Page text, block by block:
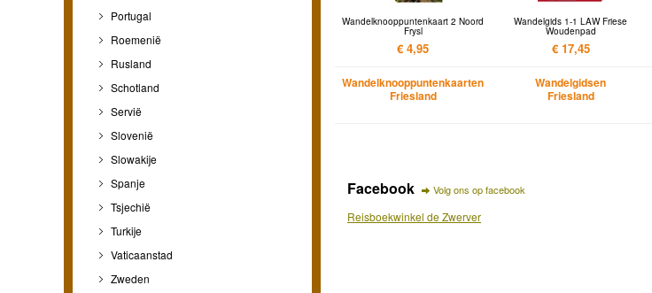
Portugal
Roemenië
Rusland
Schotland
Servië
Slovenië
Slowakije
Spanje
Tsjechië
Turkije
Vaticaanstad
Zweden
Wandelknooppuntenkaart 2 Noord
Frysl
€ 4,95
Wandelknooppuntenkaarten
Friesland
Wandelgids 1-1 LAW Friese
Woudenpad
€ 17,45
Wandelgidsen
Friesland
Facebook Volg ons op facebook
Reisboekwinkel de Zwerver